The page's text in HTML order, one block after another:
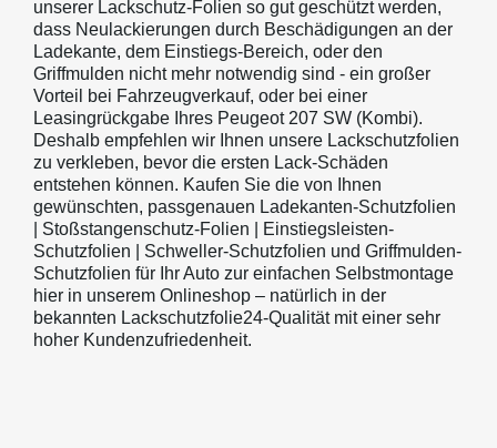
unserer Lackschutz-Folien so gut geschützt werden,
dass Neulackierungen durch Beschädigungen an der
Ladekante, dem Einstiegs-Bereich, oder den
Griffmulden nicht mehr notwendig sind - ein großer
Vorteil bei Fahrzeugverkauf, oder bei einer
Leasingrückgabe Ihres Peugeot 207 SW (Kombi).
Deshalb empfehlen wir Ihnen unsere Lackschutzfolien
zu verkleben, bevor die ersten Lack-Schäden
entstehen können. Kaufen Sie die von Ihnen
gewünschten, passgenauen Ladekanten-Schutzfolien
| Stoßstangenschutz-Folien | Einstiegsleisten-
Schutzfolien | Schweller-Schutzfolien und Griffmulden-
Schutzfolien für Ihr Auto zur einfachen Selbstmontage
hier in unserem Onlineshop – natürlich in der
bekannten Lackschutzfolie24-Qualität mit einer sehr
hoher Kundenzufriedenheit.